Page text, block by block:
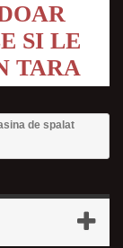
SI LE
TARA
de spalat